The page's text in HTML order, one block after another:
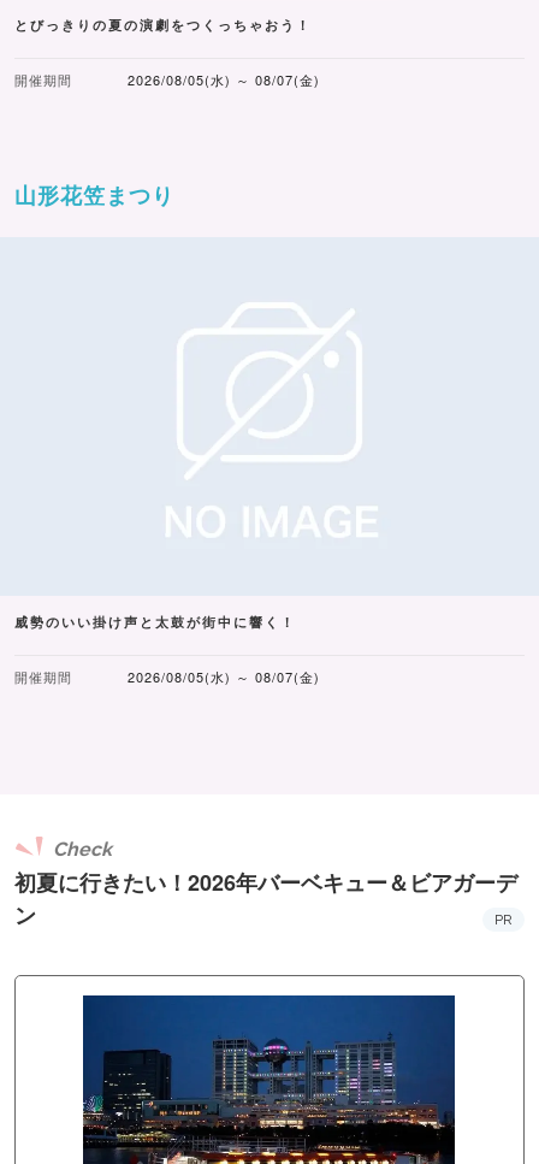
とびっきりの夏の演劇をつくっちゃおう！
開催期間 2026/08/05(水) ～ 08/07(金)
山形花笠まつり
威勢のいい掛け声と太鼓が街中に響く！
開催期間 2026/08/05(水) ～ 08/07(金)
初夏に行きたい！2026年バーベキュー＆ビアガーデ
ン
Check
PR